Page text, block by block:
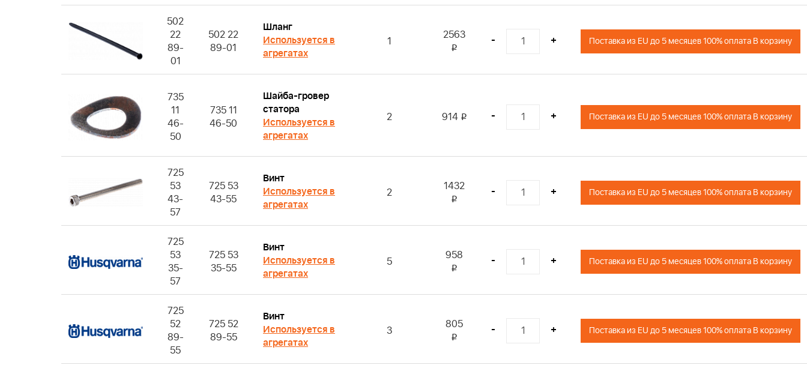
502
22
89-
01
502 22
89-01
Шланг
Используется в
агрегатах
1 2563
i
- + Поставка из EU до 5 месяцев 100% оплата В корзину
735
11
46-
50
735 11
46-50
Шайба-гровер
статора
Используется в
агрегатах
2 914 i - + Поставка из EU до 5 месяцев 100% оплата В корзину
725
53
43-
57
725 53
43-55
Винт
Используется в
агрегатах
2 1432
i
- + Поставка из EU до 5 месяцев 100% оплата В корзину
725
53
35-
57
725 53
35-55
Винт
Используется в
агрегатах
5 958
i
- + Поставка из EU до 5 месяцев 100% оплата В корзину
725
52
89-
55
725 52
89-55
Винт
Используется в
агрегатах
3 805
i
- + Поставка из EU до 5 месяцев 100% оплата В корзину